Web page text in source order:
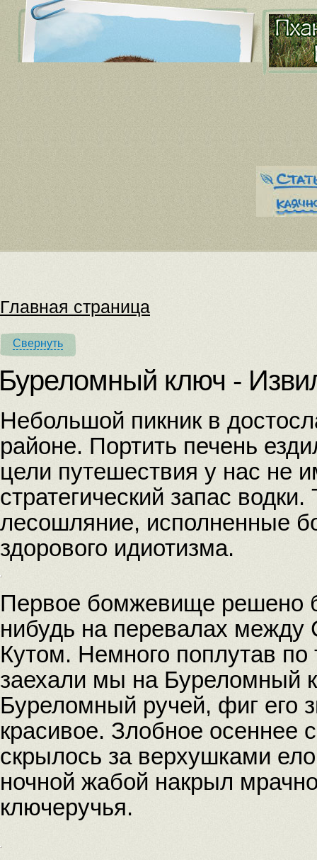
Главная страница
Свернуть
ключ -
Небольшой пикник в
районе. Портить печень
цели путешествия у нас не
стратегический запас
лесошляние, исполненные
здорового идиотизма.
Первое бомжевище решено
нибудь на перевалах
Кутом. Немного поплутав
заехали мы на Буреломный
Буреломный ручей, фиг его
красивое. Злобное осеннее
скрылось за верхушками
ночной жабой накрыл
ключеручья.